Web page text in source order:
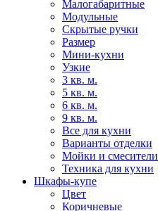
Малогабаритные
Модульные
Скрытые ручки
Размер
Мини-кухни
Узкие
3 кв. м.
5 кв. м.
6 кв. м.
9 кв. м.
Все для кухни
Варианты отделки
Мойки и смесители
Техника для кухни
Шкафы-купе
Цвет
Коричневые